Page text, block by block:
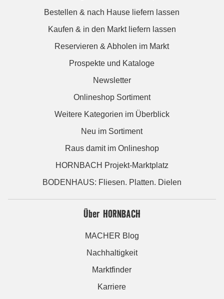
Bestellen & nach Hause liefern lassen
Kaufen & in den Markt liefern lassen
Reservieren & Abholen im Markt
Prospekte und Kataloge
Newsletter
Onlineshop Sortiment
Weitere Kategorien im Überblick
Neu im Sortiment
Raus damit im Onlineshop
HORNBACH Projekt-Marktplatz
BODENHAUS: Fliesen. Platten. Dielen
Über HORNBACH
MACHER Blog
Nachhaltigkeit
Marktfinder
Karriere